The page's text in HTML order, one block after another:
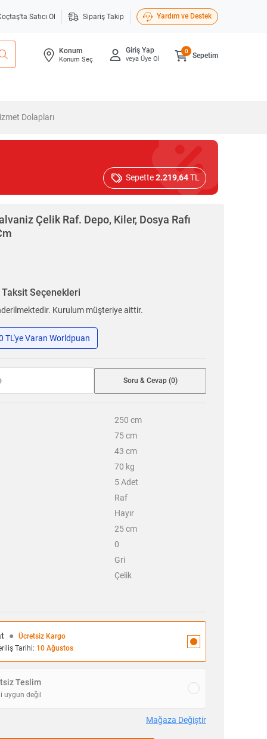
Satıcı Ol Sipariş Takip Yardım ve Destek
Konum
Konum Seç
Giriş Yap
veya Üye Ol Sepetim
0
Dolapları
Sepette2.219,64TL
Çelik Raf. Depo, Kiler, Dosya Rafı
Taksit Seçenekleri
Kurulum müşteriye aittir.
TL'ye Varan Worldpuan
Soru & Cevap (0)
250 cm
75 cm
43 cm
70 kg
5 Adet
Raf
Hayır
25 cm
0
Gri
Çelik
●
Ücretsiz Kargo
Tarihi: 10 Ağustos
Teslim
uygun değil
Mağaza Değiştir